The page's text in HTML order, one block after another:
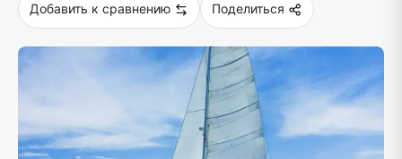
Добавить к сравнению Поделиться